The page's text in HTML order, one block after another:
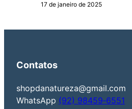
17 de janeiro de 2025
Contatos
shopdanatureza@gmail.com
‪WhatsApp (92) 98459‑6551‬